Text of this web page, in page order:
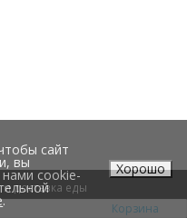
Корзина
доставка еды
сайт
вы
нами cookie-
.
Хорошо